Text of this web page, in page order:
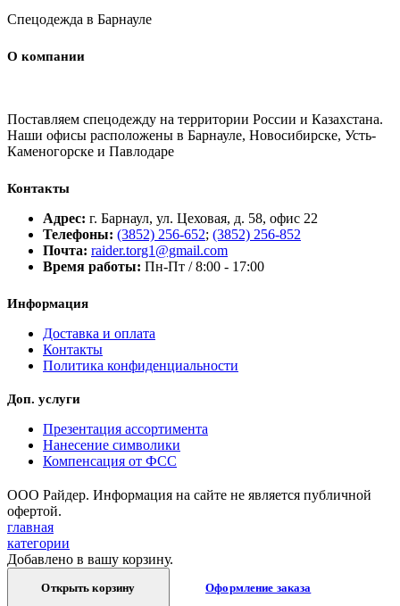
Спецодежда в Барнауле
О компании
Поставляем спецодежду на территории России и Казахстана.
Наши офисы расположены в Барнауле, Новосибирске, Усть-
Каменогорске и Павлодаре
Контакты
Адрес: г. Барнаул, ул. Цеховая, д. 58, офис 22
Телефоны: (3852) 256-652; (3852) 256-852
Почта: raider.torg1@gmail.com
Время работы: Пн-Пт / 8:00 - 17:00
Информация
Доставка и оплата
Контакты
Политика конфиденциальности
Доп. услуги
Презентация ассортимента
Нанесение символики
Компенсация от ФСС
ООО Райдер. Информация на сайте не является публичной
офертой.
главная
категории
Добавлено в вашу корзину.
Открыть корзину Оформление заказа